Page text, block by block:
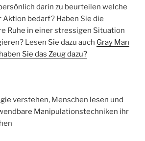
darin zu beurteilen welche
bedarf? Haben Sie die
Ruhe in einer stressigen Situation
Lesen Sie dazu auch Gray Man
Sie das Zeug dazu?
verstehen, Menschen lesen und
Manipulationstechniken ihr